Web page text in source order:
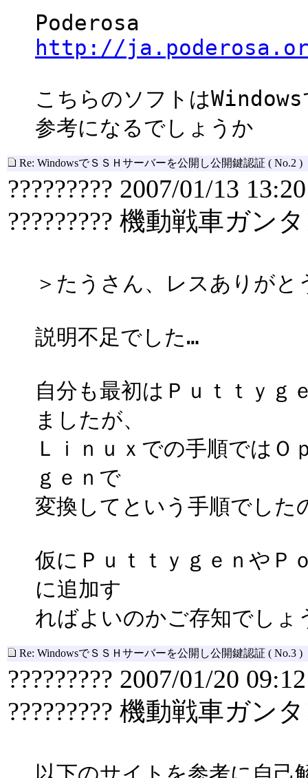
Poderosa
http://
こちらのソフトは
参考になるでしょうか
Re: WindowsでＳＳＨサーバーを公開し公開鍵認証 ( No.2 )
????????? 2007/01/13 13:20
????????? 機動戦車ガン
＞たうさん、レスありがと
説明不足でした…
自分も最初はＰｕｔｔｙｇ
ましたが、
Ｌｉｎｕｘでの手順ではＯ
ｇｅｎで
変換してという手順でした
仮にＰｕｔｔｙｇｅｎやＰ
に追加す
ればよいのかご存知でしょ
Re: WindowsでＳＳＨサーバーを公開し公開鍵認証 ( No.3 )
????????? 2007/01/20 09:12
????????? 機動戦車ガン